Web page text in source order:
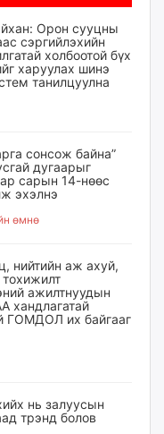
Орон сууцны
сэргийлэхийн
холбоотой бүх
харуулах шинэ
танилцуулна
сонсож байна”
дугаарыг
сарын 14-нөөс
эхэлнэ
өмнө
нийтийн аж ахуй,
ажилтнуудын
хандлагатай
ГОМДОЛ их байгааг
нь залуусын
трэнд болов